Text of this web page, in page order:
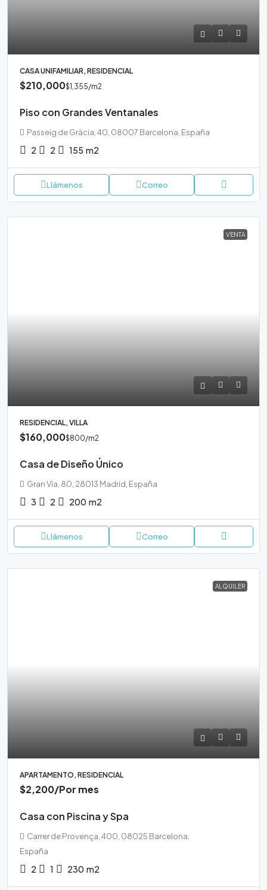
CASA UNIFAMILIAR, RESIDENCIAL
$210,000$1,355/m2
Piso con Grandes Ventanales
Passeig de Gràcia, 40, 08007 Barcelona, España
2 2 155 m2
Llámenos Correo
VENTA
RESIDENCIAL, VILLA
$160,000$800/m2
Casa de Diseño Único
Gran Vía, 80, 28013 Madrid, España
3 2 200 m2
Llámenos Correo
ALQUILER
APARTAMENTO, RESIDENCIAL
$2,200/Por mes
Casa con Piscina y Spa
Carrer de Provença, 400, 08025 Barcelona,
España
2 1 230 m2